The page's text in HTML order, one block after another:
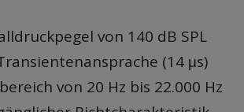
von 140 dB SPL
(14 μs)
von 20 Hz bis 22.000 Hz